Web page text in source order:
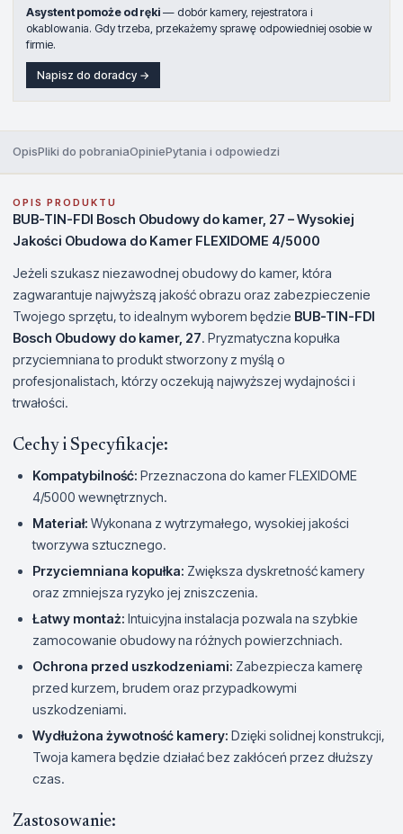
Asystent pomoże od ręki — dobór kamery, rejestratora i
okablowania. Gdy trzeba, przekażemy sprawę odpowiedniej osobie w
firmie.
Napisz do doradcy →
OpisPliki do pobraniaOpiniePytania i odpowiedzi
OPIS PRODUKTU
BUB-TIN-FDI Bosch Obudowy do kamer, 27 – Wysokiej
Jakości Obudowa do Kamer FLEXIDOME 4/5000
Jeżeli szukasz niezawodnej obudowy do kamer, która
zagwarantuje najwyższą jakość obrazu oraz zabezpieczenie
Twojego sprzętu, to idealnym wyborem będzie BUB-TIN-FDI
Bosch Obudowy do kamer, 27. Pryzmatyczna kopułka
przyciemniana to produkt stworzony z myślą o
profesjonalistach, którzy oczekują najwyższej wydajności i
trwałości.
Cechy i Specyfikacje:
Kompatybilność: Przeznaczona do kamer FLEXIDOME
4/5000 wewnętrznych.
Materiał: Wykonana z wytrzymałego, wysokiej jakości
tworzywa sztucznego.
Przyciemniana kopułka: Zwiększa dyskretność kamery
oraz zmniejsza ryzyko jej zniszczenia.
Łatwy montaż: Intuicyjna instalacja pozwala na szybkie
zamocowanie obudowy na różnych powierzchniach.
Ochrona przed uszkodzeniami: Zabezpiecza kamerę
przed kurzem, brudem oraz przypadkowymi
uszkodzeniami.
Wydłużona żywotność kamery: Dzięki solidnej konstrukcji,
Twoja kamera będzie działać bez zakłóceń przez dłuższy
czas.
Zastosowanie: